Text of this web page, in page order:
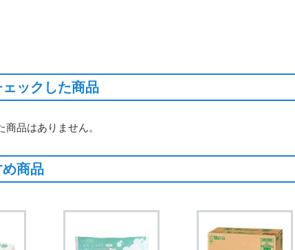
ックした商品
品はありません。
商品